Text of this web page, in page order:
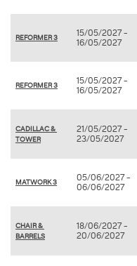
REFORMER 3
15/05/2027 -
16/05/2027
REFORMER 3
15/05/2027 -
16/05/2027
CADILLAC &
TOWER
21/05/2027 -
23/05/2027
MATWORK 3
05/06/2027 -
06/06/2027
CHAIR &
BARRELS
18/06/2027 -
20/06/2027